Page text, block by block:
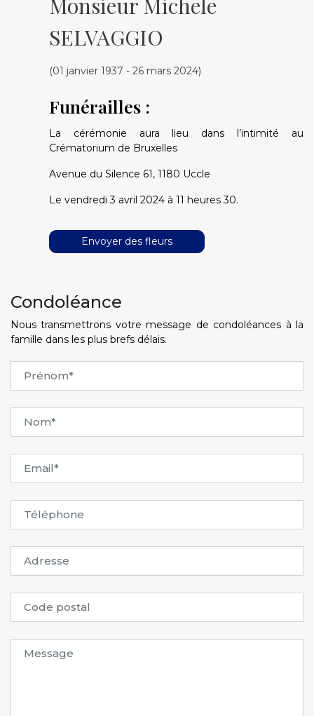
SELVAGGIO
(01 janvier 1937 - 26 mars 2024)
Funérailles :
La cérémonie aura lieu dans l’intimité au
Crématorium de Bruxelles
Avenue du Silence 61, 1180 Uccle
Le vendredi 3 avril 2024 à 11 heures 30.
Envoyer des fleurs
Condoléance
Nous transmettrons votre message de condoléances à la
famille dans les plus brefs délais.